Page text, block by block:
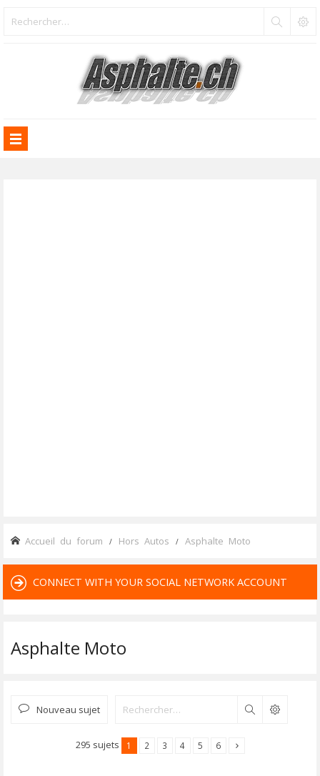
Accueil du forum Hors Autos Asphalte Moto
CONNECT WITH YOUR SOCIAL NETWORK ACCOUNT
Asphalte Moto
Nouveau sujet Rechercher
295 sujets 1 2 3 4 5 6